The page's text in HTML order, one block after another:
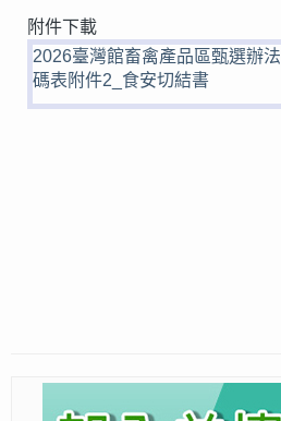
附件下載
2026臺灣館畜禽產品區甄選辦法
碼表 附件2_食安切結書